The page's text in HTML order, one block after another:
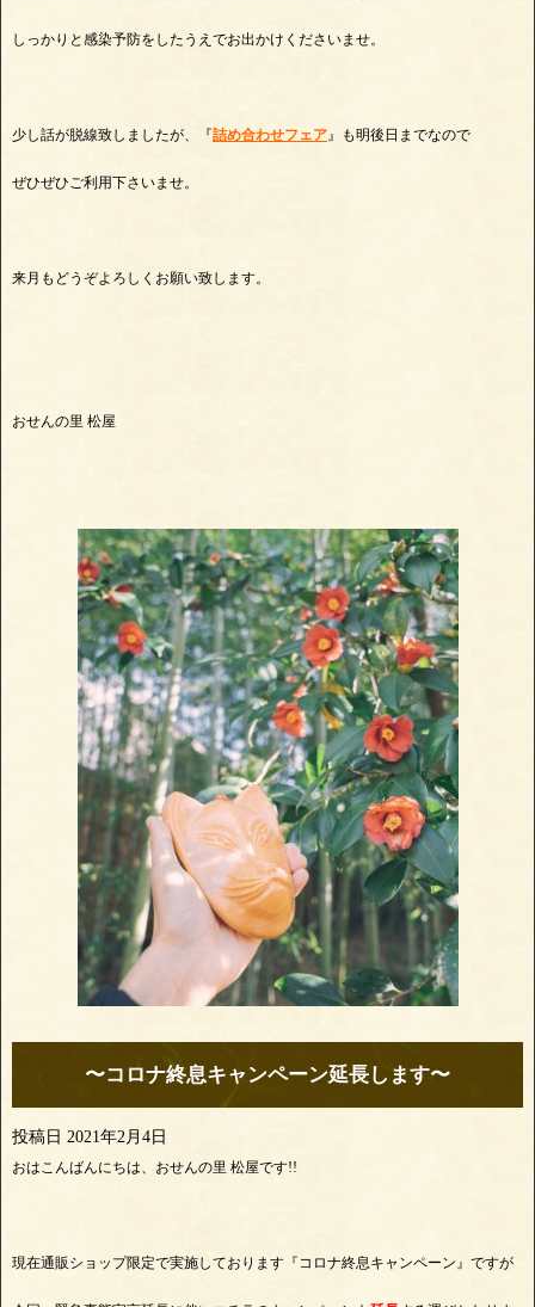
しっかりと感染予防をしたうえでお出かけくださいませ。
少し話が脱線致しましたが、『詰め合わせフェア』も明後日までなので
ぜひぜひご利用下さいませ。
来月もどうぞよろしくお願い致します。
おせんの里 松屋
〜コロナ終息キャンペーン延長します〜
投稿日 2021年2月4日
おはこんばんにちは、おせんの里 松屋です!!
現在通販ショップ限定で実施しております『コロナ終息キャンペーン』ですが